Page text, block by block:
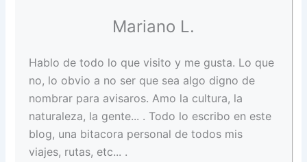
Mariano L.
Hablo de todo lo que visito y me gusta. Lo que
no, lo obvio a no ser que sea algo digno de
nombrar para avisaros. Amo la cultura, la
naturaleza, la gente... . Todo lo escribo en este
blog, una bitacora personal de todos mis
viajes, rutas, etc... .